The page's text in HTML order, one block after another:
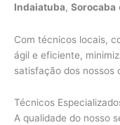
Indaiatuba, Sorocaba
Com técnicos locais,
ágil e eficiente,
satisfação dos nossos
Técnicos
A qualidade do nosso